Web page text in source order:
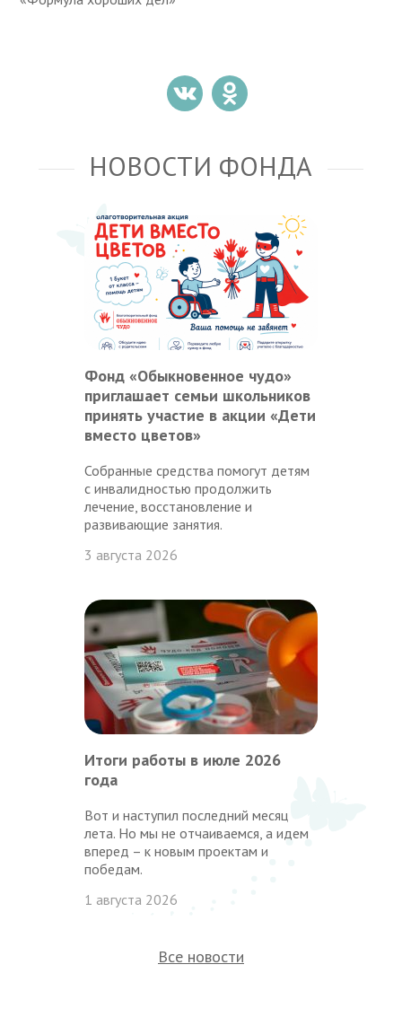
НОВОСТИ ФОНДА
Фонд «Обыкновенное чудо»
приглашает семьи школьников
принять участие в акции «Дети
вместо цветов»
Собранные средства помогут детям
с инвалидностью продолжить
лечение, восстановление и
развивающие занятия.
3 августа 2026
Итоги работы в июле 2026
года
Вот и наступил последний месяц
лета. Но мы не отчаиваемся, а идем
вперед – к новым проектам и
победам.
1 августа 2026
Все новости